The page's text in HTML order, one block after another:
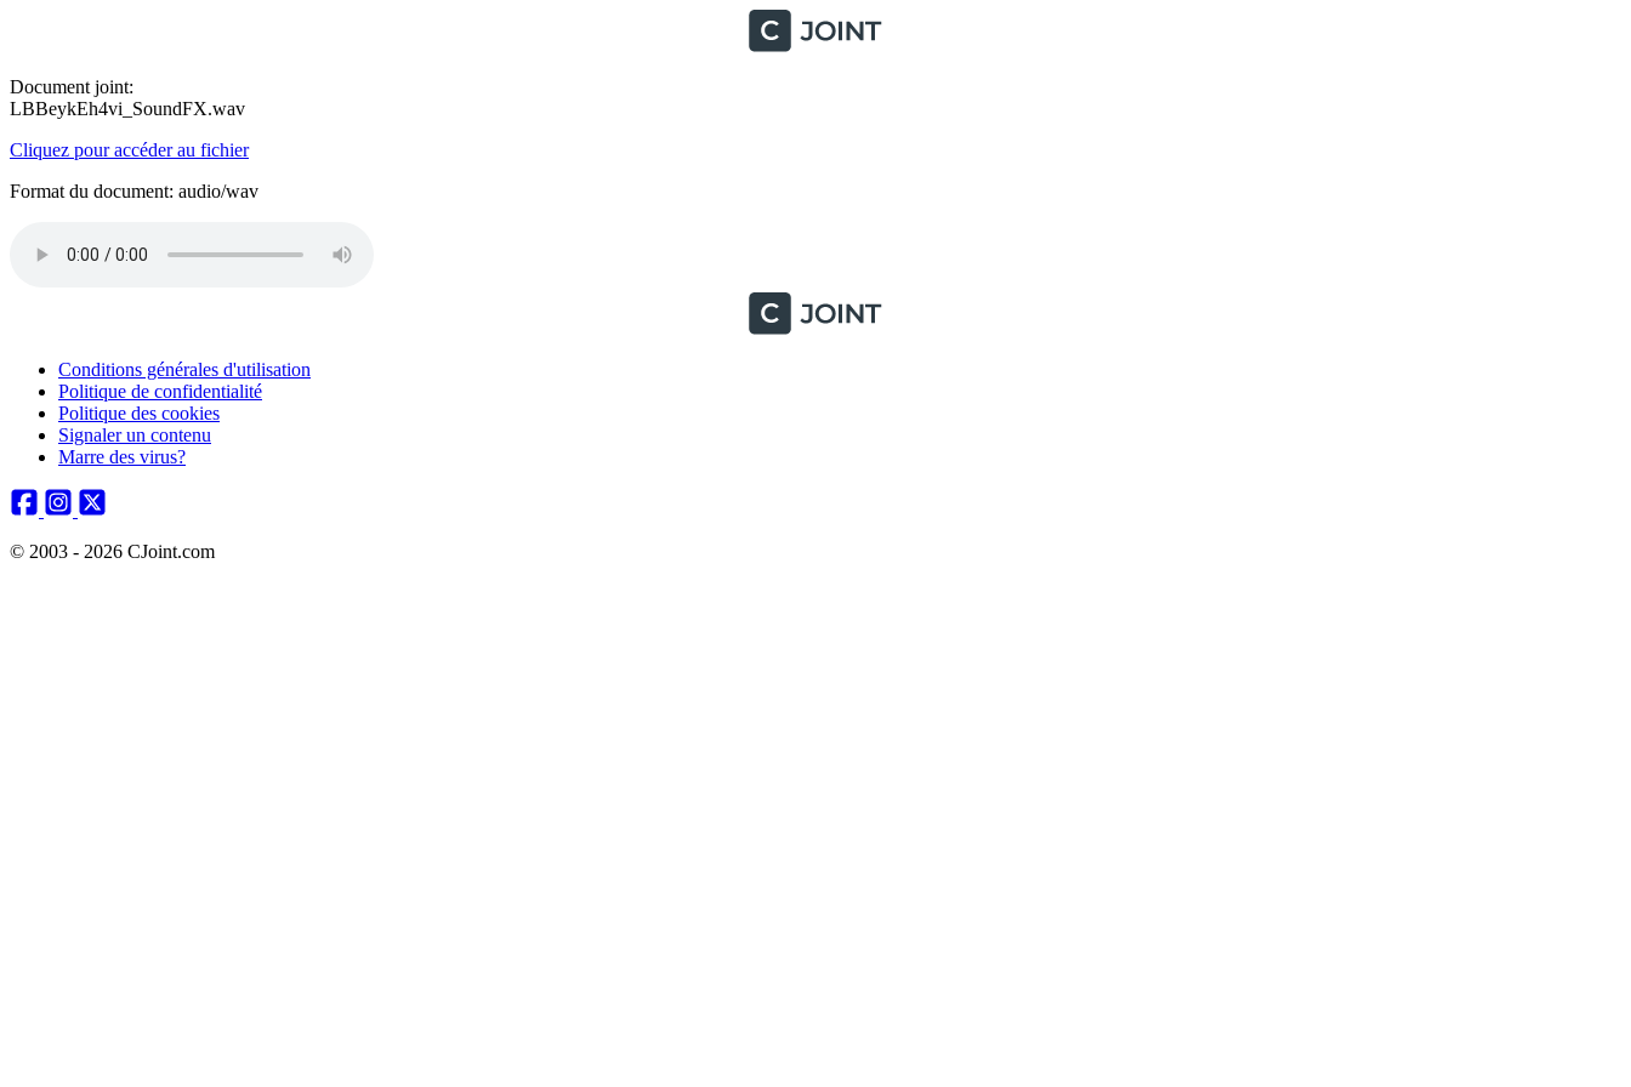
Document joint:
LBBeykEh4vi_SoundFX.wav
Cliquez pour accéder au fichier
Format du document: audio/wav
Conditions générales d'utilisation
Politique de confidentialité
Politique des cookies
Signaler un contenu
Marre des virus?
© 2003 - 2026 CJoint.com